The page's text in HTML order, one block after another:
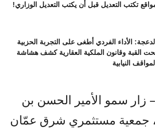
تكتب التعديل قبل أن يكتب التعديل الوزاري!
الدعجة: الأداء الفردي أطغى على التجربة الحزبية
القبة وقانون الملكية العقارية كشف هشاشة
المواقف النيابية
زار سمو الأمير الحسن بن
جمعية مستثمري شرق عمّان